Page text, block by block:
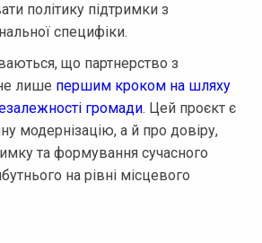
політику підтримки з
специфіки.
що партнерство з
лише першим кроком на шляху
громади. Цей проєкт є
модернізацію, а й про довіру,
та формування сучасного
на рівні місцевого